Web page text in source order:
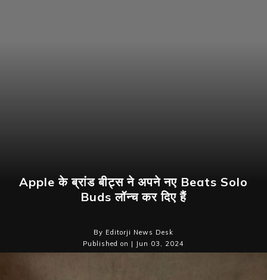
Apple के ब्रांड बीट्स ने अपने नए Beats Solo
Buds लॉन्च कर दिए हैं
By Editorji News Desk
Published on | Jun 03, 2024